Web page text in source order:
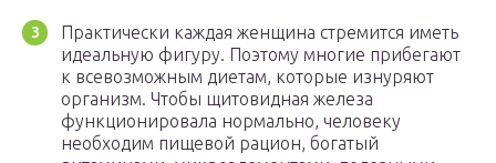
Практически каждая женщина стремится иметь
идеальную фигуру. Поэтому многие прибегают
к всевозможным диетам, которые изнуряют
организм. Чтобы щитовидная железа
функционировала нормально, человеку
необходим пищевой рацион, богатый